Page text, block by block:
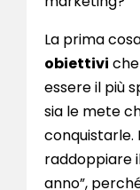
La prima
obiettivi
essere il più
sia le mete
conquistarle.
raddoppiare
anno”,